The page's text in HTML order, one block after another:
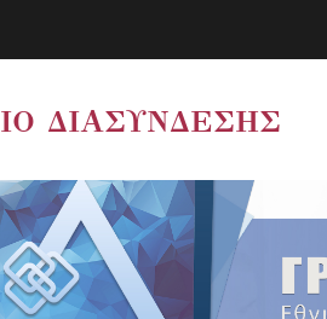
ΔΙΑΣΥΝΔΕΣΗΣ